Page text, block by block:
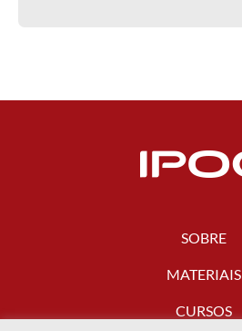
SOBRE
MATERIAIS
CURSOS